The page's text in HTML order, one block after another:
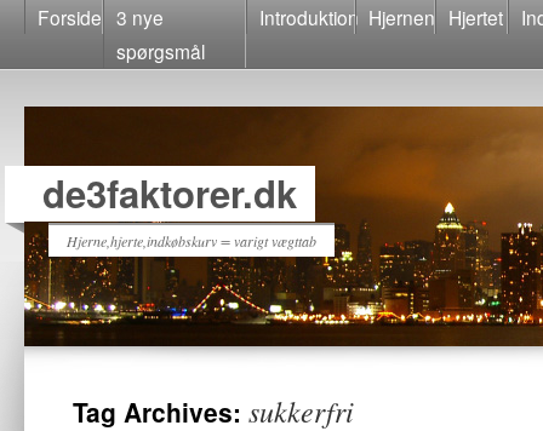
Forside 3 nye
spørgsmål
Introduktion Hjernen Hjertet
de3faktorer.dk
Hjerne,hjerte,indkøbskurv = varigt vægttab
Tag Archives: sukkerfri